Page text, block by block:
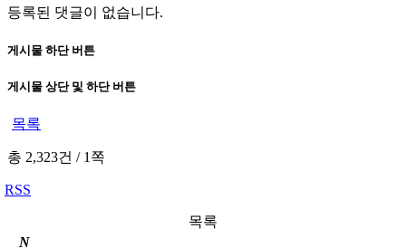
등록된 댓글이 없습니다.
게시물 하단 버튼
게시물 상단 및 하단 버튼
목록
총 2,323건 /1쪽
RSS
목록
N